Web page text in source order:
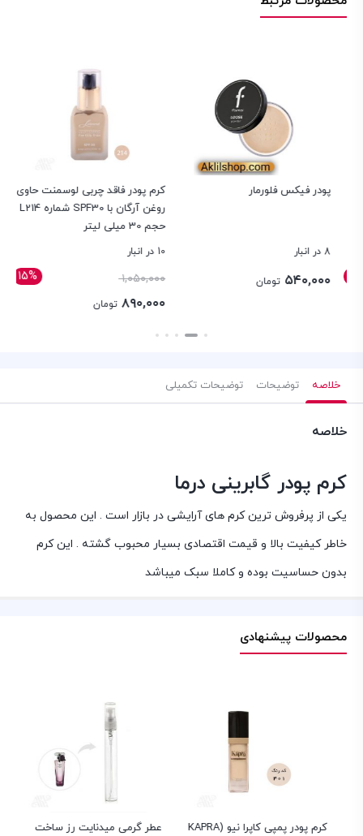
پودر فیکس فلورمار
۵۴۰,۰۰۰ تومان
کرم پودر فاقد چربی لوسمنت حاوی
روغن آرگان با SPF30 شماره L214
حجم 30 میلی لیتر
15% ۱,۰۵۰,۰۰۰قیمت
اصلی:۸۹۰,۰۰۰ تومان
بستن
خلاصه توضیحات توضیحات تکمیلی
خلاصه
کرم پودر گابرینی درما
یکی از پرفروش ترین کرم های آرایشی در بازار است . این محصول به
خاطر کیفیت بالا و قیمت اقتصادی بسیار محبوب گشته . این کرم
بدون حساسیت بوده و کاملا سبک میباشد
محصولات پیشنهادی
کرم پودر پمپی کاپرا نیو (KAPRA
عطر گرمی میدنایت رز ساخت